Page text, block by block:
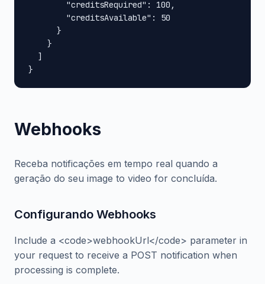
        "creditsRequired": 100,
        "creditsAvailable": 50
      }
    }
  ]
}
Webhooks
Receba notificações em tempo real quando a
geração do seu image to video for concluída.
Configurando Webhooks
Include a <code>webhookUrl</code> parameter in
your request to receive a POST notification when
processing is complete.